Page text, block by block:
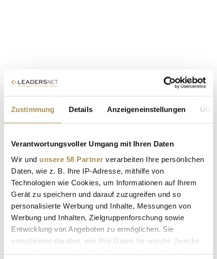
Zustimmung Details Anzeigeneinstellungen
Verantwortungsvoller Umgang mit Ihren Daten
Wir und unsere 58 Partner verarbeiten Ihre persönlichen
Daten, wie z. B. Ihre IP-Adresse, mithilfe von
Technologien wie Cookies, um Informationen auf Ihrem
Gerät zu speichern und darauf zuzugreifen und so
personalisierte Werbung und Inhalte, Messungen von
Werbung und Inhalten, Zielgruppenforschung sowie
Entwicklung von Angeboten zu ermöglichen. Sie
entscheiden darüber, wer Ihre Daten für welche Zwecke